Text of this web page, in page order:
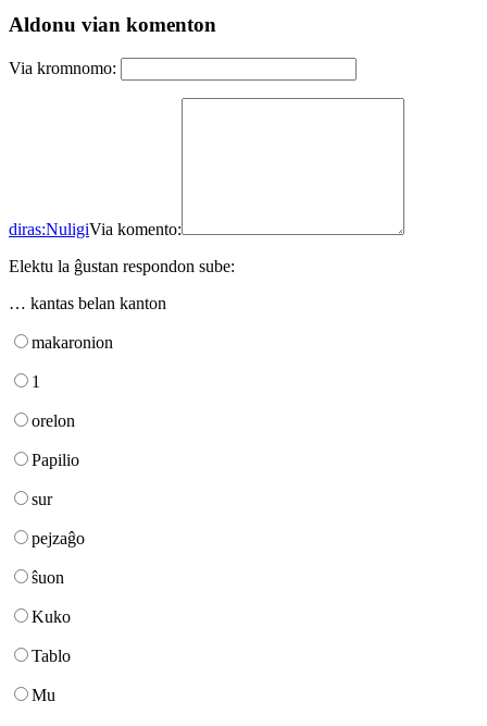
Aldonu vian komenton
Via kromnomo:
diras:NuligiVia komento:
Elektu la ĝustan respondon sube:
… kantas belan kanton
makaronion
1
orelon
Papilio
sur
pejzaĝo
ŝuon
Kuko
Tablo
Mu